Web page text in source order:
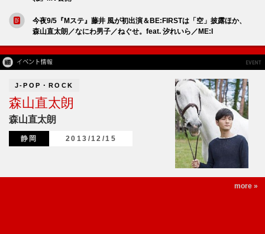
今夜9/5『Mステ』藤井 風が初出演＆BE:FIRSTは「空」披露ほか、
森山直太朗／なにわ男子／ねぐせ。feat. 汐れいら／ME:I
J-POP・ROCK
森山直太朗
森山直太朗
静岡 2013/12/15
more »